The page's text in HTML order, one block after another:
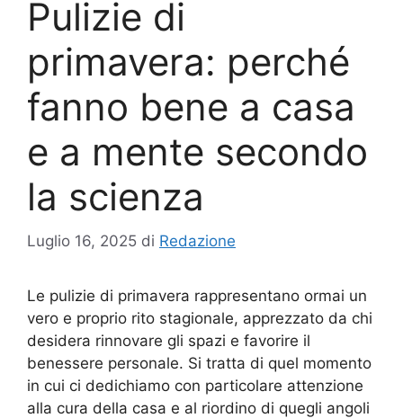
Pulizie di
primavera: perché
fanno bene a casa
e a mente secondo
la scienza
Luglio 16, 2025 di Redazione
Le pulizie di primavera rappresentano ormai un
vero e proprio rito stagionale, apprezzato da chi
desidera rinnovare gli spazi e favorire il
benessere personale. Si tratta di quel momento
in cui ci dedichiamo con particolare attenzione
alla cura della casa e al riordino di quegli angoli